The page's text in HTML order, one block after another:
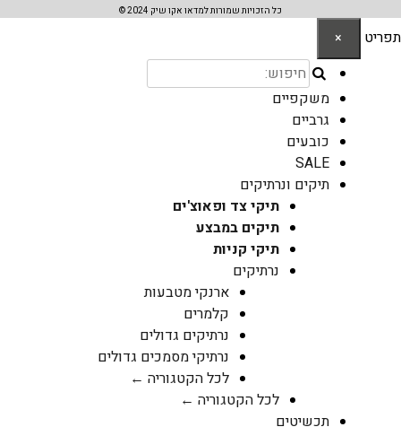
כל הזכויות שמורות למדאו אקו שיק 2024 ©
תפריט ×
משקפיים
גרביים
כובעים
SALE
תיקים ונרתיקים
תיקי צד ופאוצ'ים
תיקים במבצע
תיקי קניות
נרתיקים
ארנקי מטבעות
קלמרים
נרתיקים גדולים
נרתיקי מסמכים גדולים
לכל הקטגוריה ←
לכל הקטגוריה ←
תכשיטים